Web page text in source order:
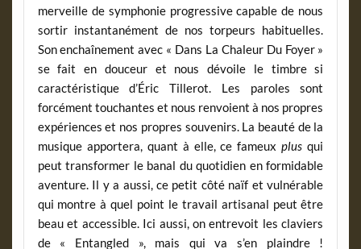
merveille de symphonie progressive capable de nous
sortir instantanément de nos torpeurs habituelles.
Son enchaînement avec « Dans La Chaleur Du Foyer »
se fait en douceur et nous dévoile le timbre si
caractéristique d’Éric Tillerot. Les paroles sont
forcément touchantes et nous renvoient à nos propres
expériences et nos propres souvenirs. La beauté de la
musique apportera, quant à elle, ce fameuxplus qui
peut transformer le banal du quotidien en formidable
aventure. Il y a aussi, ce petit côté naïf et vulnérable
qui montre à quel point le travail artisanal peut être
beau et accessible. Ici aussi, on entrevoit les claviers
de « Entangled », mais qui va s’en plaindre !